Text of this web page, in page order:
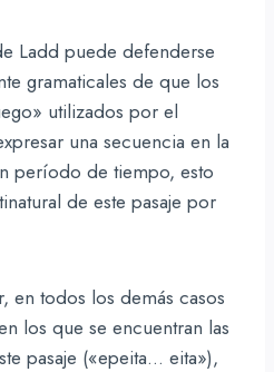
Ladd puede defenderse
gramaticales de que los
utilizados por el
una secuencia en la
período de tiempo, esto
de este pasaje por
todos los demás casos
los que se encuentran las
pasaje («epeita… eita»),